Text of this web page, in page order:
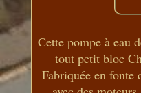
Cette pompe à eau
tout petit bloc
Fabriquée en